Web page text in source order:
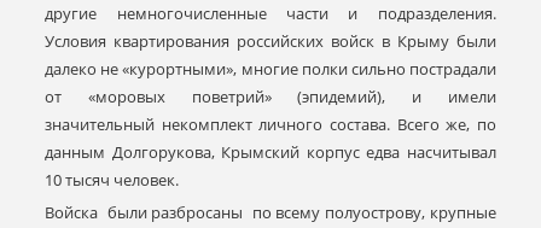
другие немногочисленные части и подразделения.
Условия квартирования российских войск в Крыму были
далеко не «курортными», многие полки сильно пострадали
от «моровых поветрий» (эпидемий), и имели
значительный некомплект личного состава. Всего же, по
данным Долгорукова, Крымский корпус едва насчитывал
10 тысяч человек.
Войска были разбросаны по всему полуострову, крупные